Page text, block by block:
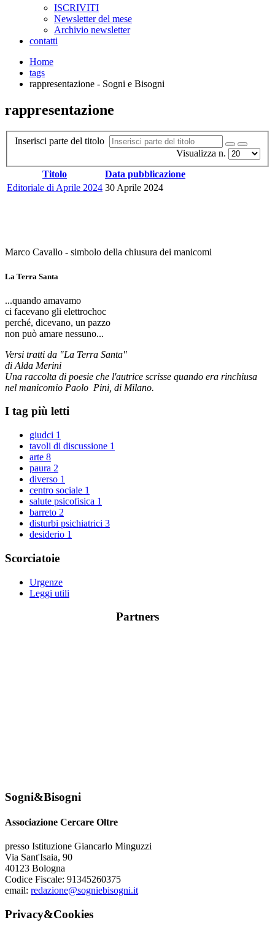
ISCRIVITI
Newsletter del mese
Archivio newsletter
contatti
Home
tags
rappresentazione - Sogni e Bisogni
rappresentazione
Inserisci parte del titolo
Visualizza n.
Titolo
Data pubblicazione
Editoriale di Aprile 2024 30 Aprile 2024
Marco Cavallo - simbolo della chiusura dei manicomi
La Terra Santa
...quando amavamo
ci facevano gli elettrochoc
perché, dicevano, un pazzo
non può amare nessuno...
Versi tratti da "La Terra Santa"
di Alda Merini
Una raccolta di poesie che l'autrice scrisse quando era rinchiusa
nel manicomio Paolo Pini, di Milano.
I tag più letti
giudci 1
tavoli di discussione 1
arte 8
paura 2
diverso 1
centro sociale 1
salute psicofisica 1
barreto 2
disturbi psichiatrici 3
desiderio 1
Scorciatoie
Urgenze
Leggi utili
Partners
Sogni&Bisogni
Associazione Cercare Oltre
presso Istituzione Giancarlo Minguzzi
Via Sant'Isaia, 90
40123 Bologna
Codice Fiscale: 91345260375
email: redazione@sogniebisogni.it
Privacy&Cookies